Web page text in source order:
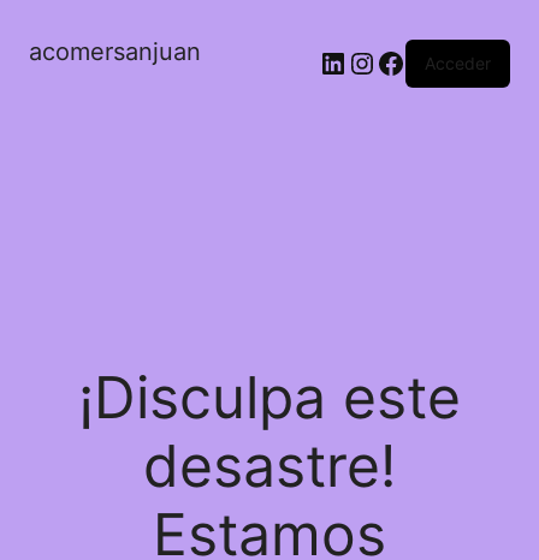
acomersanjuan LinkedIn
Instagram
Facebook
Acceder
¡Disculpa este
desastre!
Estamos